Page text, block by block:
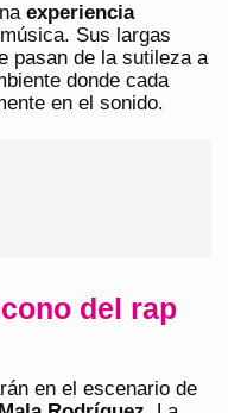
experiencia
Sus largas
pasan de la sutileza a
donde cada
en el sonido.
del rap
en el escenario de